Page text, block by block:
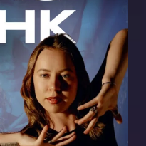
ФАНК С
НА